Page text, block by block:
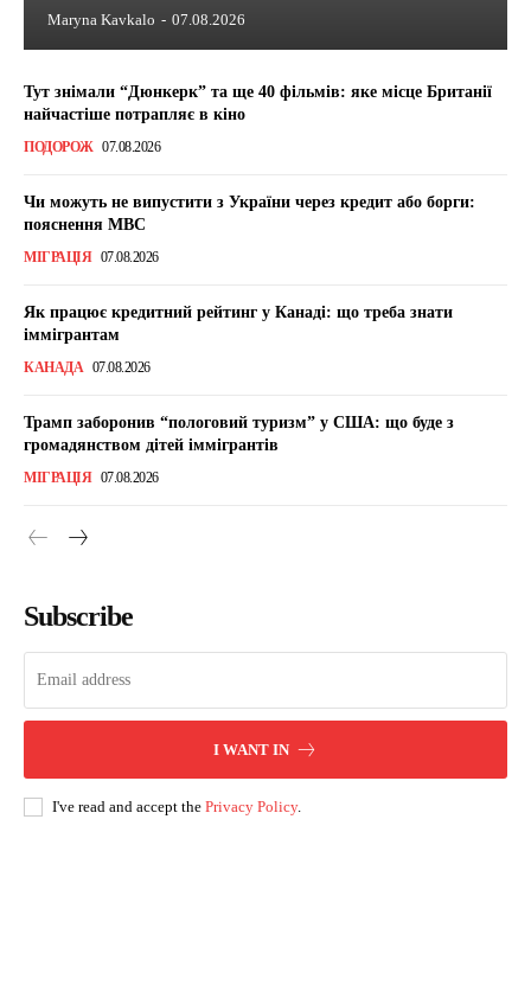
Maryna Kavkalo - 07.08.2026
Тут знімали “Дюнкерк” та ще 40 фільмів: яке місце Британії
найчастіше потрапляє в кіно
ПОДОРОЖ 07.08.2026
Чи можуть не випустити з України через кредит або борги:
пояснення МВС
МІГРАЦІЯ 07.08.2026
Як працює кредитний рейтинг у Канаді: що треба знати
іммігрантам
КАНАДА 07.08.2026
Трамп заборонив “пологовий туризм” у США: що буде з
громадянством дітей іммігрантів
МІГРАЦІЯ 07.08.2026
Subscribe
I WANT IN
I've read and accept the Privacy Policy.